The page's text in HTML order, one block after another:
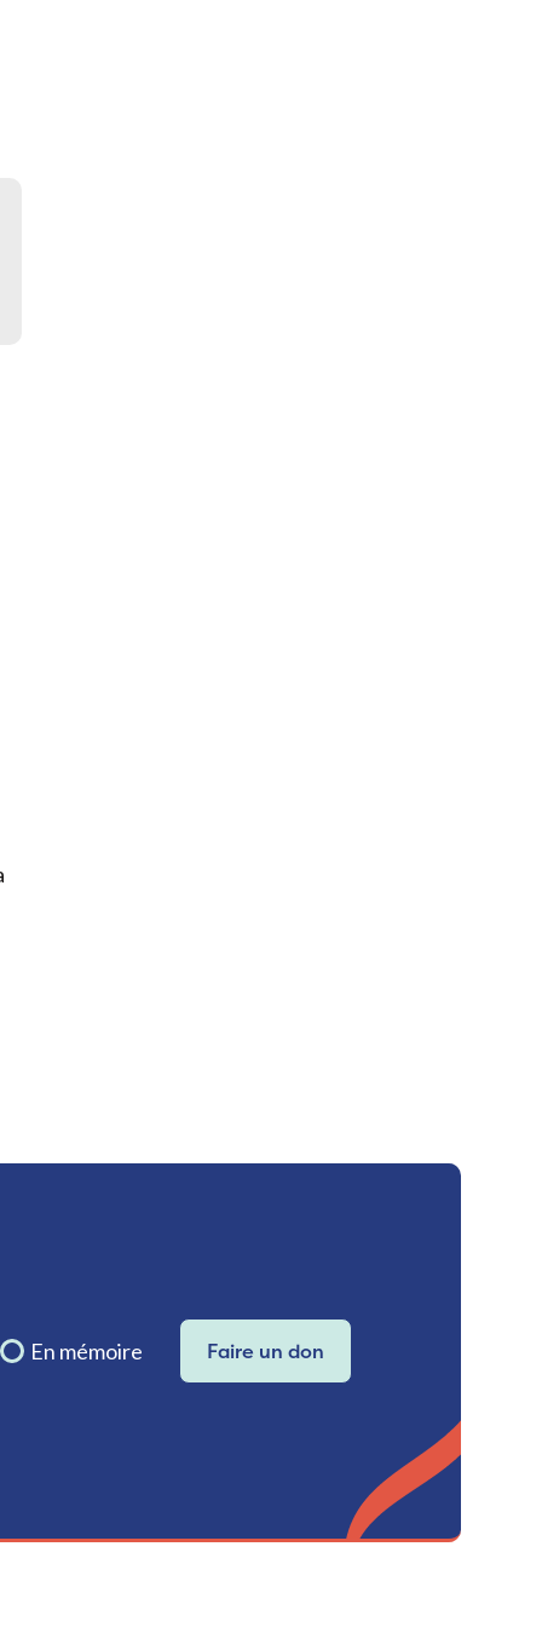
En mémoire Faire un don